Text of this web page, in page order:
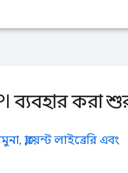
ব্যবহার করা
ক্লায়েন্ট লাইব্রেরি এবং